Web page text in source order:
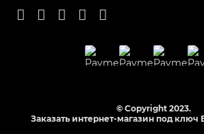
© Copyright 2023.
Заказать интернет-магазин под ключ